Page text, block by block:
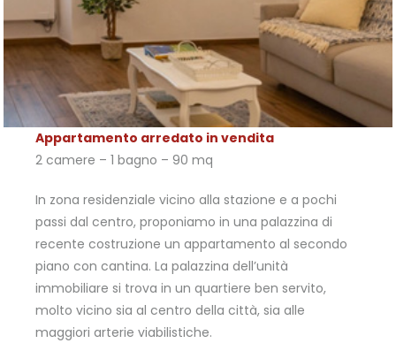
Appartamento arredato in vendita
2 camere – 1 bagno – 90 mq
In zona residenziale vicino alla stazione e a pochi
passi dal centro, proponiamo in una palazzina di
recente costruzione un appartamento al secondo
piano con cantina. La palazzina dell’unità
immobiliare si trova in un quartiere ben servito,
molto vicino sia al centro della città, sia alle
maggiori arterie viabilistiche.